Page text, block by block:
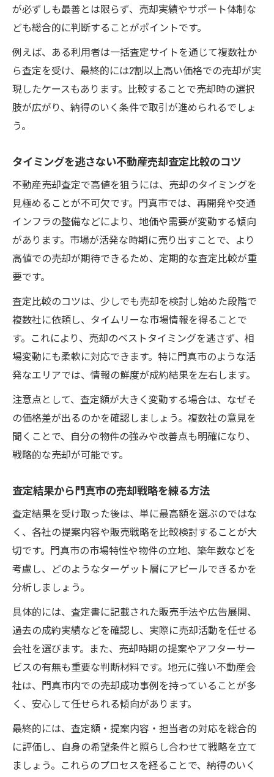
が必ずしも最善とは限らず、売却実績やサポート体制な
ども総合的に判断することがポイントです。
例えば、ある利用者は一括査定サイトを通じて複数社か
ら査定を受け、最終的には2割以上高い価格での売却が実
現したケースもあります。比較することで売却時の選択
肢が広がり、納得のいく条件で取引が進められるでしょ
う。
タイミングを逃さない不動産売却査定比較のコツ
不動産売却査定で高値を狙うには、売却のタイミングを
見極めることが不可欠です。門真市では、再開発や交通
インフラの整備などにより、地価や需要が変動する傾向
があります。市場が活発な時期に売り出すことで、より
高値での売却が期待できるため、定期的な査定比較が重
要です。
査定比較のコツは、少しでも売却を検討し始めた段階で
複数社に依頼し、タイムリーな市場情報を得ることで
す。これにより、売却のベストタイミングを逃さず、相
場変動にも柔軟に対応できます。特に門真市のような活
発なエリアでは、情報の鮮度が成約結果を左右します。
注意点として、査定額が大きく変動する場合は、なぜそ
の価格差が出るのかを確認しましょう。複数社の意見を
聞くことで、自分の物件の強みや改善点も明確になり、
戦略的な売却が可能です。
査定結果から門真市の売却戦略を練る方法
査定結果を受け取った後は、単に最高額を選ぶのではな
く、各社の提案内容や販売戦略を比較検討することが大
切です。門真市の市場特性や物件の立地、築年数などを
考慮し、どのようなターゲット層にアピールできるかを
分析しましょう。
具体的には、査定書に記載された販売手法や広告展開、
過去の成約実績などを確認し、実際に売却活動を任せる
会社を選びます。また、売却時期の提案やアフターサー
ビスの有無も重要な判断材料です。地元に強い不動産会
社は、門真市内での売却成功事例を持っていることが多
く、安心して任せられる傾向があります。
最終的には、査定額・提案内容・担当者の対応を総合的
に評価し、自身の希望条件と照らし合わせて戦略を立て
ましょう。これらのプロセスを経ることで、納得のいく